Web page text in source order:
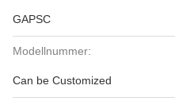
GAPSC
Modellnummer:
Can be Customized